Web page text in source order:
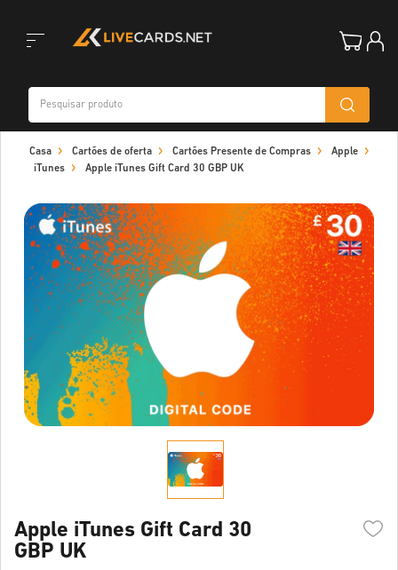
navigation
Casa Cartões de oferta Cartões Presente de Compras
Apple
iTunes
Apple iTunes Gift Card 30 GBP UK
Apple iTunes Gift Card 30
GBP UK